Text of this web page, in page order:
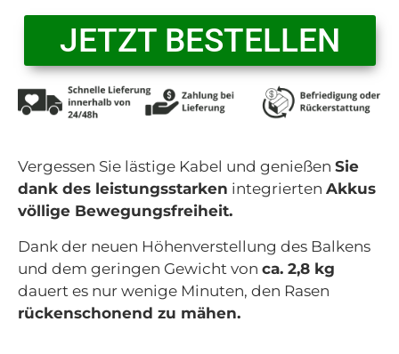
JETZT BESTELLEN
Vergessen Sie lästige Kabel und genießen Sie
dank des leistungsstarken integrierten Akkus
völlige Bewegungsfreiheit.
Dank der neuen Höhenverstellung des Balkens
und dem geringen Gewicht von ca. 2,8 kg
dauert es nur wenige Minuten, den Rasen
rückenschonend zu mähen.